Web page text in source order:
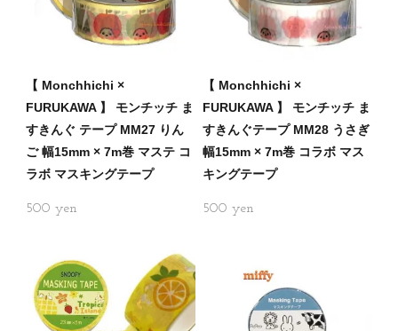
【 Monchhichi ×
FURUKAWA 】 モンチッチ ま
すきんぐ テープ MM27 りん
ご 幅15mm × 7m巻 マステ コ
ラボ マスキングテープ
500
【 Monchhichi ×
FURUKAWA 】 モンチッチ ま
すきんぐテープ MM28 うさぎ
幅15mm × 7m巻 コラボ マス
キングテープ
500